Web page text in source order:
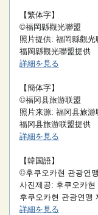
【繁体字】
©福岡縣觀光聯盟
照片提供: 福岡縣觀光
福岡縣觀光聯盟提供
詳細を見る
【簡体字】
©福冈县旅游联盟
照片来源: 福冈县旅游
福冈县旅游联盟提供
詳細を見る
【韓国語】
©후쿠오카현 관광연맹
사진제공: 후쿠오카현
후쿠오카현 관광연맹
詳細を見る